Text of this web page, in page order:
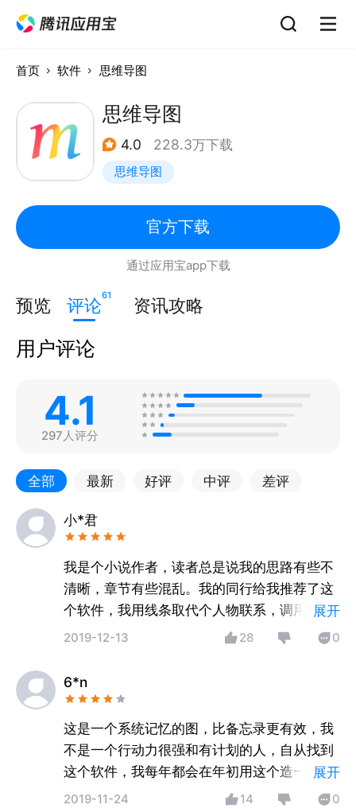
首页 软件 思维导图
思维导图
4.0 228.3万下载
思维导图
官方下载
通过应用宝app下载
预览 评论61 资讯攻略
用户评论
4.1
297人评分
全部 最新 好评 中评 差评
小*君
我是个小说作者，读者总是说我的思路有些不
清晰，章节有些混乱。我的同行给我推荐了这
个软件，我用线条取代个人物联系，调用空间
思维。色彩代替描述，减轻逻辑压力，这个软
想像空间，创造整体形象，充分运用联想。自
从用了这个读者没有说过我章节混乱了，让我
展开
2019-12-13 28 0
6*n
这是一个系统记忆的图，比备忘录更有效，我
不是一个行动力很强和有计划的人，自从找到
这个软件，我每年都会在年初用这个造一个整
的一年大目标，然后细分每月小目标和每天小
展开
2019-11-24 14 0